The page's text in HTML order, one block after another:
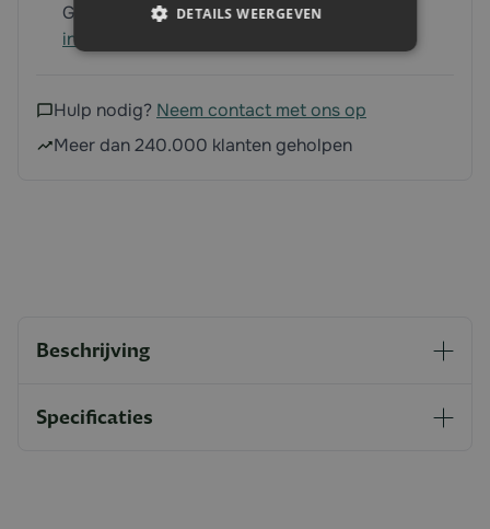
Gratis verzending vanaf 250 euro
informatie
Hulp nodig? Neem contact met ons op
Meer dan 240.000 klanten geholpen
Beschrijving
Specificaties
DETAILS WEERGEVEN